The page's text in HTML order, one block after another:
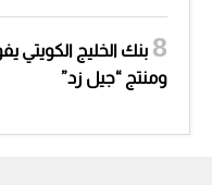
بنك الخليج الكويتي
ومنتج “جيل زد”